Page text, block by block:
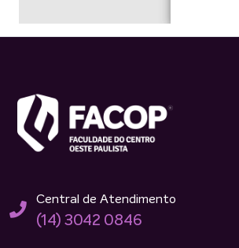
Central de Atendimento
(14) 3042 0846